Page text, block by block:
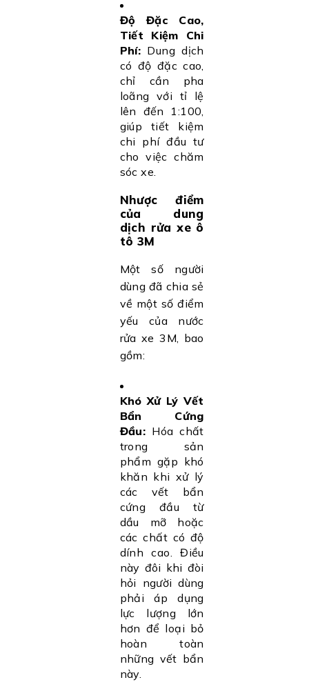
Độ Đặc Cao,
Tiết Kiệm Chi
Phí: Dung dịch
có độ đặc cao,
chỉ cần pha
loãng với tỉ lệ
lên đến 1:100,
giúp tiết kiệm
chi phí đầu tư
cho việc chăm
sóc xe.
Nhược điểm
của dung
dịch rửa xe ô
tô 3M
Một số người
dùng đã chia sẻ
về một số điểm
yếu của nước
rửa xe 3M, bao
gồm:
Khó Xử Lý Vết
Bẩn Cứng
Đầu: Hóa chất
trong sản
phẩm gặp khó
khăn khi xử lý
các vết bẩn
cứng đầu từ
dầu mỡ hoặc
các chất có độ
dính cao. Điều
này đôi khi đòi
hỏi người dùng
phải áp dụng
lực lượng lớn
hơn để loại bỏ
hoàn toàn
những vết bẩn
này.